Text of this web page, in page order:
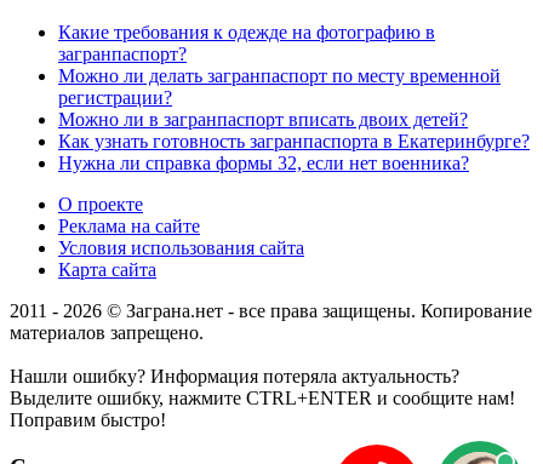
Какие требования к одежде на фотографию в
загранпаспорт?
Можно ли делать загранпаспорт по месту временной
регистрации?
Можно ли в загранпаспорт вписать двоих детей?
Как узнать готовность загранпаспорта в Екатеринбурге?
Нужна ли справка формы 32, если нет военника?
О проекте
Реклама на сайте
Условия использования сайта
Карта сайта
2011 - 2026 © Заграна.нет - все права защищены. Копирование
материалов запрещено.
Нашли ошибку? Информация потеряла актуальность?
Выделите ошибку, нажмите CTRL+ENTER и сообщите нам!
Поправим быстро!